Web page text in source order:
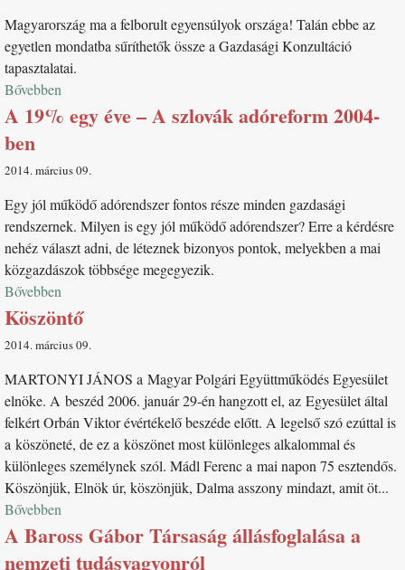
Magyarország ma a felborult egyensúlyok országa! Talán ebbe az
egyetlen mondatba sűríthetők össze a Gazdasági Konzultáció
tapasztalatai.
Bővebben
A 19% egy éve – A szlovák adóreform 2004-
ben
2014. március 09
Egy jól működő adórendszer fontos része minden gazdasági
rendszernek. Milyen is egy jól működő adórendszer? Erre a kérdésre
nehéz választ adni, de léteznek bizonyos pontok, melyekben a mai
közgazdászok többsége megegyezik.
Bővebben
Köszöntő
2014. március 09
MARTONYI JÁNOS a Magyar Polgári Együttműködés Egyesület
elnöke. A beszéd 2006. január 29-én hangzott el, az Egyesület által
felkért Orbán Viktor évértékelő beszéde előtt. A legelső szó ezúttal is
a köszöneté, de ez a köszönet most különleges alkalommal és
különleges személynek szól. Mádl Ferenc a mai napon 75 esztendős.
Köszönjük, Elnök úr, köszönjük, Dalma asszony mindazt, amit öt...
Bővebben
A Baross Gábor Társaság állásfoglalása a
nemzeti tudásvagyonról